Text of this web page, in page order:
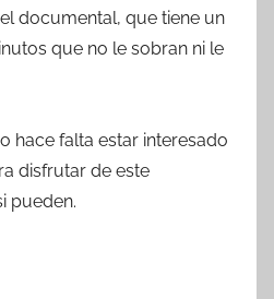
documental, que tiene un
que no le sobran ni le
hace falta estar interesado
disfrutar de este
pueden.